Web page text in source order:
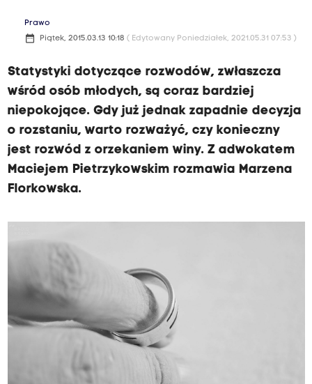
Prawo
date_range Piątek, 2015.03.13 10:18 ( Edytowany Poniedziałek, 2021.05.31 07:53 )
Statystyki dotyczące rozwodów, zwłaszcza
wśród osób młodych, są coraz bardziej
niepokojące. Gdy już jednak zapadnie decyzja
o rozstaniu, warto rozważyć, czy konieczny
jest rozwód z orzekaniem winy. Z adwokatem
Maciejem Pietrzykowskim rozmawia Marzena
Florkowska.